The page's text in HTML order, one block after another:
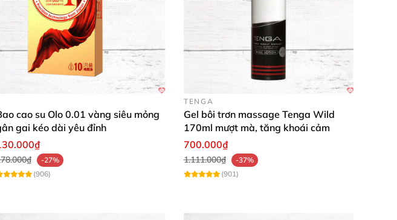
lạc đỉnh cao.
gel lubrikan hậu môn
, từ nhẹ nhàng đến mãnh liệt. Chúng tôi đảm bảo
anal mà êm ru, rửa sạch dễ dàng luôn! Chất lượng Đức đáng tin cậy,
cao su Olo 0.01 vàng siêu mỏng
gai kéo dài yêu đỉnh
-27%
(906)
TENGA
Gel bôi trơn massage Tenga Wild
170ml mượt mà, tăng khoái cảm
700.000₫
1.111.000₫
-37%
(901)